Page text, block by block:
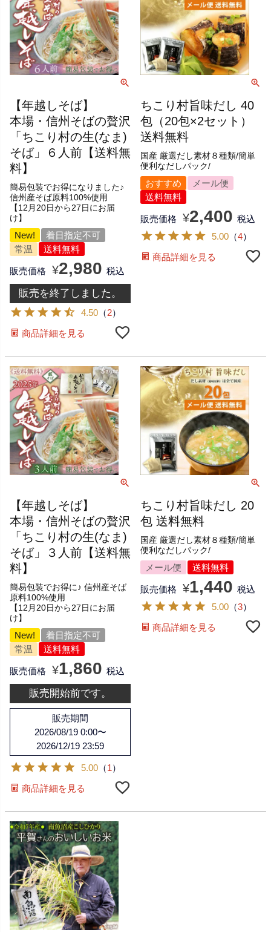
簡易包装でお得になりました♪
信州産そば原料100%使用
【12月20日から27日にお届
け】
【年越しそば】
本場・信州そばの贅沢
「ちこり村の生(なま)
そば」６人前【送料無
料】
New!
着日指定不可
常温
送料無料
販売価格 ¥2,980 税込
販売を終了しました。
4.50 （2）
商品詳細を見る
国産 厳選だし素材８種類/簡単
便利なだしパック/
ちこり村旨味だし 40
包（20包×2セット）
送料無料
おすすめ
メール便
送料無料
販売価格 ¥2,400 税込
5.00 （4）
商品詳細を見る
簡易包装でお得に♪ 信州産そば
原料100%使用
【12月20日から27日にお届
け】
【年越しそば】
本場・信州そばの贅沢
「ちこり村の生(なま)
そば」３人前【送料無
料】
New!
着日指定不可
常温
送料無料
販売価格 ¥1,860 税込
販売開始前です。
販売期間
2026/08/19 0:00〜
2026/12/19 23:59
5.00 （1）
商品詳細を見る
国産 厳選だし素材８種類/簡単
便利なだしパック/
ちこり村旨味だし 20
包 送料無料
メール便 送料無料
販売価格 ¥1,440 税込
5.00 （3）
商品詳細を見る